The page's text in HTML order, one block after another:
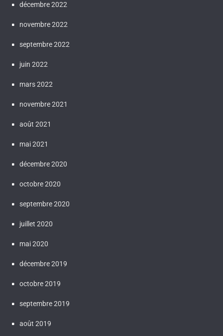
décembre 2022
novembre 2022
septembre 2022
juin 2022
mars 2022
novembre 2021
août 2021
mai 2021
décembre 2020
octobre 2020
septembre 2020
juillet 2020
mai 2020
décembre 2019
octobre 2019
septembre 2019
août 2019